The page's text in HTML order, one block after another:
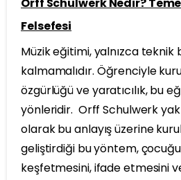
Felsefesi
Müzik eğitimi, yalnızca teknik
kalmamalıdır. Öğrenciyle
özgürlüğü ve yaratıcılık, bu
yönleridir. Orff Schulwerk
olarak bu anlayış üzerine
geliştirdiği bu yöntem,
keşfetmesini, ifade etmesini